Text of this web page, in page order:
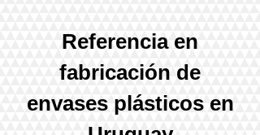
Referencia en
fabricación de
envases plásticos en